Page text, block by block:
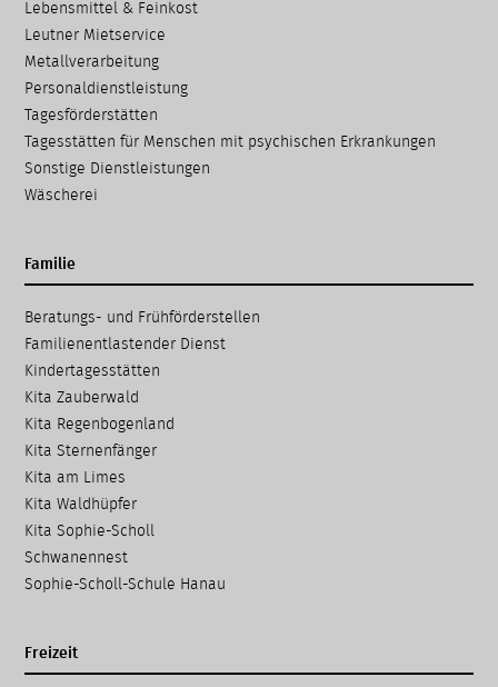
Lebensmittel & Feinkost
Leutner Mietservice
Metallverarbeitung
Personaldienstleistung
Tagesförderstätten
Tagesstätten für Menschen mit psychischen Erkrankungen
Sonstige Dienstleistungen
Wäscherei
Familie
Navigation
überspringen
Beratungs- und Frühförder­stellen
Familien­entlastender Dienst
Kinder­tages­stätten
Kita Zauberwald
Kita Regenbogenland
Kita Sternenfänger
Kita am Limes
Kita Waldhüpfer
Kita Sophie-Scholl
Schwanennest
Sophie-Scholl-Schule Hanau
Freizeit